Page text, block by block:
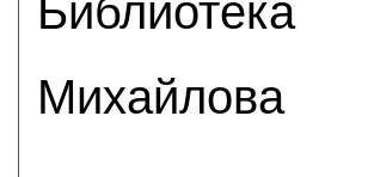
Библиотека
Михайлова